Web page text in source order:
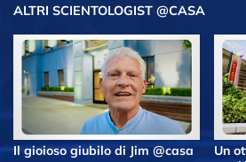
ALTRI SCIENTOLOGIST @CASA
Il gioioso giubilo di Jim @casa
Un